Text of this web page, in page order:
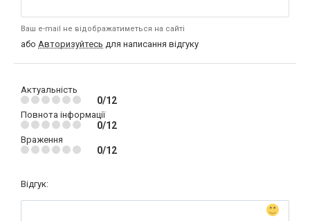
Ваш e-mail не відображатиметься на сайті
або Авторизуйтесь для написання відгуку
Актуальність
0/12
Повнота інформації
0/12
Враження
0/12
Відгук: